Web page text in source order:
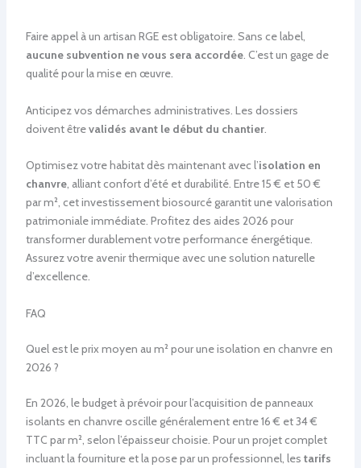
Faire appel à un artisan RGE est obligatoire. Sans ce label,
aucune subvention ne vous sera accordée. C’est un gage de
qualité pour la mise en œuvre.
Anticipez vos démarches administratives. Les dossiers
doivent êtrevalidés avant le début du chantier.
Optimisez votre habitat dès maintenant avec l’isolation en
chanvre, alliant confort d’été et durabilité. Entre 15 € et 50 €
par m², cet investissement biosourcé garantit une valorisation
patrimoniale immédiate. Profitez des aides 2026 pour
transformer durablement votre performance énergétique.
Assurez votre avenir thermique avec une solution naturelle
d’excellence.
FAQ
Quel est le prix moyen au m² pour une isolation en chanvre en
2026 ?
En 2026, le budget à prévoir pour l’acquisition de panneaux
isolants en chanvre oscille généralement entre 16 € et 34 €
TTC par m², selon l’épaisseur choisie. Pour un projet complet
incluant la fourniture et la pose par un professionnel, les tarifs